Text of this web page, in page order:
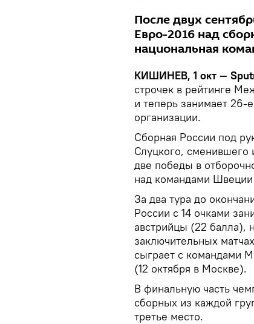
После двух
Евро-2016 над
национальная
КИШИНЕВ, 1 окт —
строчек в рейтинге
и теперь занимает 26-
организации.
Сборная России под
Слуцкого, сменившего
две победы в
над командами
За два тура до
России с 14 очками
австрийцы (22 балла),
заключительных
сыграет с командами
(12 октября в Москве).
В финальную часть
сборных из каждой
третье место.